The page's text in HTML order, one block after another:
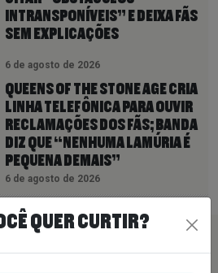
INTRANSPONÍVEIS” E DEIXA FÃS
SEM EXPLICAÇÕES
6 de agosto de 2026
QUEENS OF THE STONE AGE CRIA
LINHA TELEFÔNICA PARA OUVIR
RECLAMAÇÕES DOS FÃS; BANDA
DIZ QUE “NENHUMA LAMÚRIA É
PEQUENA DEMAIS”
6 de agosto de 2026
QUER CURTIR?